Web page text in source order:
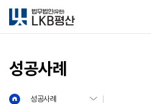
성공사례
성공사례